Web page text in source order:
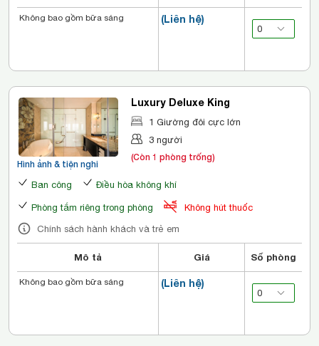
(Liên hệ)
Không bao gồm bữa sáng
Hình ảnh & tiện nghi
Luxury Deluxe King
1 Giường đôi cực lớn
3 người
(Còn 1 phòng trống)
Ban công Điều hòa không khí
Phòng tắm riêng trong phòng
Không hút thuốc
Chính sách hành khách và trẻ em
Mô tả Giá Số phòng
(Liên hệ)
Không bao gồm bữa sáng